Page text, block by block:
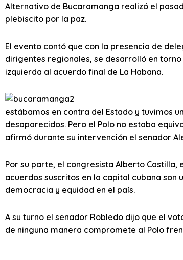
Alternativo de Bucaramanga realizó el
plebiscito por la paz.
El evento contó que con la presencia de
dirigentes regionales, se desarrolló en
izquierda al acuerdo final de La Habana.
estábamos en contra del Estado y tuvimos
desaparecidos. Pero el Polo no estaba
afirmó durante su intervención el senador
Por su parte, el congresista Alberto Castilla,
acuerdos suscritos en la capital cubana
democracia y equidad en el país.
A su turno el senador Robledo dijo que el
de ninguna manera compromete al Polo